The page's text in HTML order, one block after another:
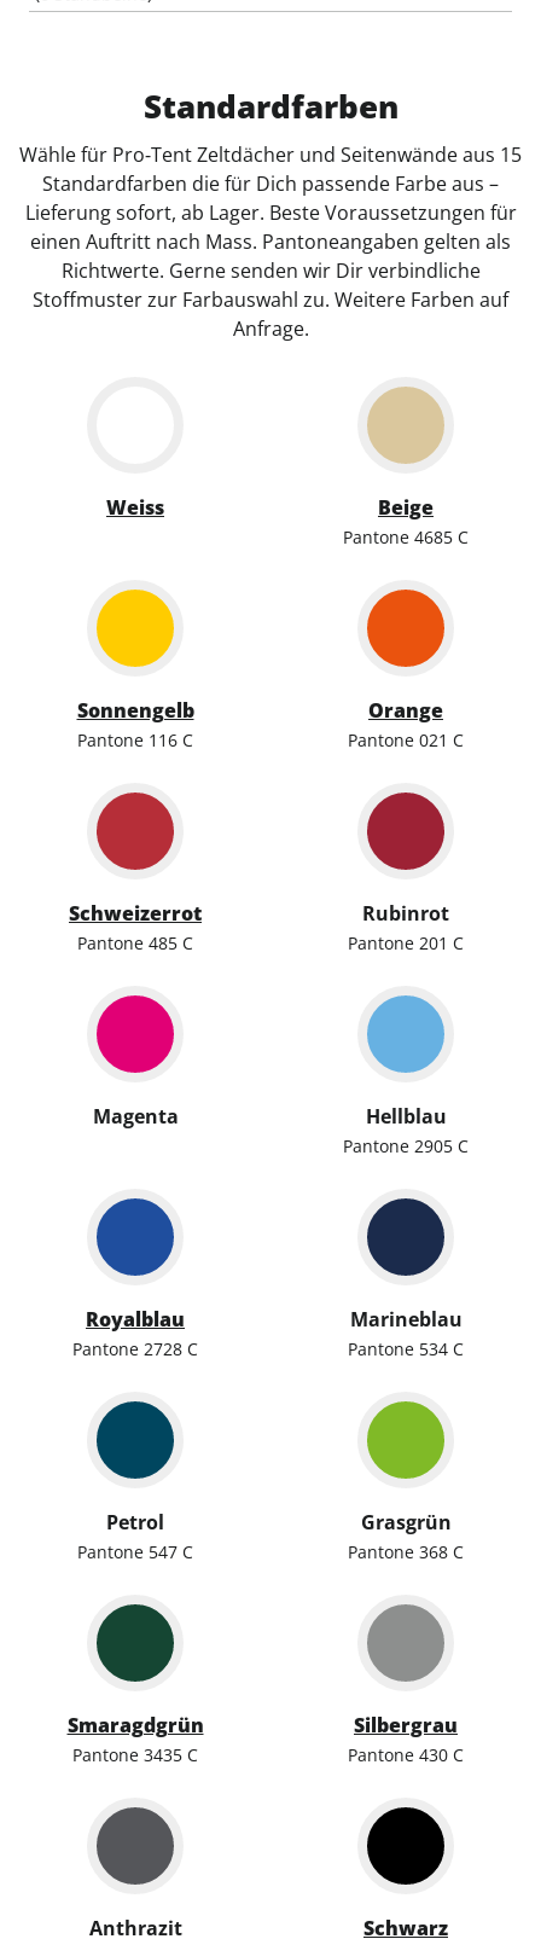
Standardfarben
Wähle für Pro‑Tent Zeltdächer und Seitenwände aus 15
Standardfarben die für Dich passende Farbe aus –
Lieferung sofort, ab Lager. Beste Voraussetzungen für
einen Auftritt nach Mass. Pantoneangaben gelten als
Richtwerte. Gerne senden wir Dir verbindliche
Stoffmuster zur Farbauswahl zu. Weitere Farben auf
Anfrage.
Weiss Beige
Pantone 4685 C
Sonnengelb
Pantone 116 C
Orange
Pantone 021 C
Schweizerrot
Pantone 485 C
Rubinrot
Pantone 201 C
Magenta Hellblau
Pantone 2905 C
Royalblau
Pantone 2728 C
Marineblau
Pantone 534 C
Petrol
Pantone 547 C
Grasgrün
Pantone 368 C
Smaragdgrün
Pantone 3435 C
Silbergrau
Pantone 430 C
Anthrazit Schwarz